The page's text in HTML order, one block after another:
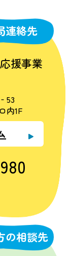
連絡先
援事業
内1F
の相談先